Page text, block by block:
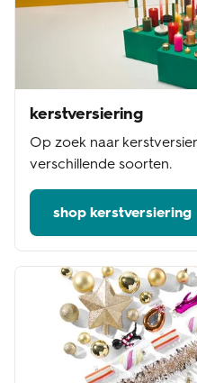
kerstversiering
Op zoek naar
verschillende soorten.
shop kerstversiering